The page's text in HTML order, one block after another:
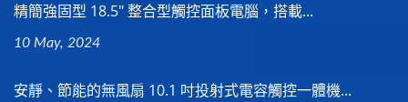
精簡強固型 18.5" 整合型觸控面板電腦，搭載...
10 May, 2024
安靜、節能的無風扇 10.1 吋投射式電容觸控一體機...